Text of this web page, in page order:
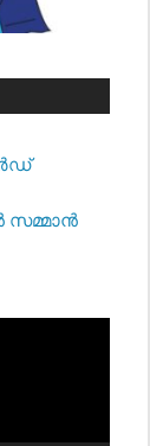
സമ്മാന്‍